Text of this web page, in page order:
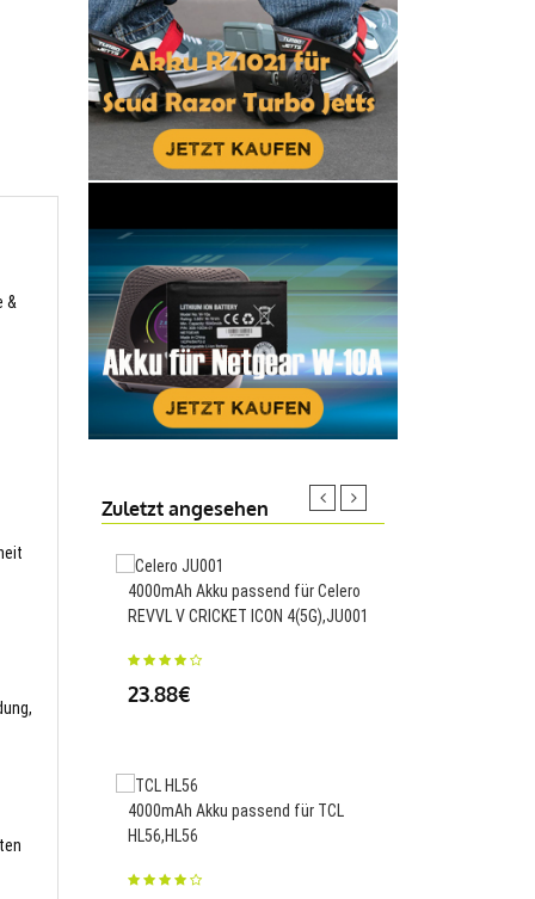
&
Zuletzt angesehen
4000mAh Akku passend für Celero
REVVL V CRICKET ICON 4(5G),JU001
23.88€
4000mAh Akku passend für TCL
HL56,HL56